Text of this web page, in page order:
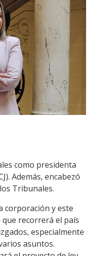
como presidenta
Además, encabezó
Tribunales.
corporación y este
que recorrerá el país
especialmente
asuntos.